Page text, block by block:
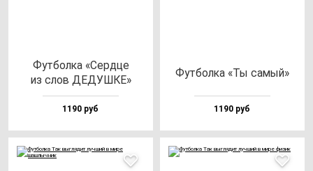
Фут­бол­ка «Сер­дце
из слов ДЕДУШКЕ»
1190 руб
Фут­бол­ка «Ты са­мый»
1190 руб